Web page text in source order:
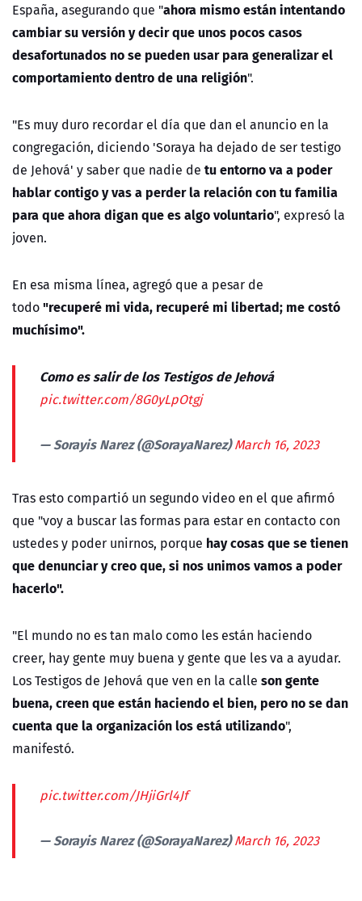
España, asegurando que "ahora mismo están intentando
cambiar su versión y decir que unos pocos casos
desafortunados no se pueden usar para generalizar el
comportamiento dentro de una religión".
"Es muy duro recordar el día que dan el anuncio en la
congregación, diciendo 'Soraya ha dejado de ser testigo
de Jehová' y saber que nadie de tu entorno va a poder
hablar contigo y vas a perder la relación con tu familia
para que ahora digan que es algo voluntario", expresó la
joven.
En esa misma línea, agregó que a pesar de
todo"recuperé mi vida, recuperé mi libertad; me costó
muchísimo".
Como es salir de los Testigos de Jehová
pic.twitter.com/8G0yLpOtgj
— Sorayis Narez (@SorayaNarez)March 16, 2023
Tras esto compartió un segundo video en el que afirmó
que "voy a buscar las formas para estar en contacto con
ustedes y poder unirnos, porque hay cosas que se tienen
que denunciar y creo que, si nos unimos vamos a poder
hacerlo".
"El mundo no es tan malo como les están haciendo
creer, hay gente muy buena y gente que les va a ayudar.
Los Testigos de Jehová que ven en la calle son gente
buena, creen que están haciendo el bien, pero no se dan
cuenta que la organización los está utilizando",
manifestó.
pic.twitter.com/JHjiGrl4Jf
— Sorayis Narez (@SorayaNarez)March 16, 2023